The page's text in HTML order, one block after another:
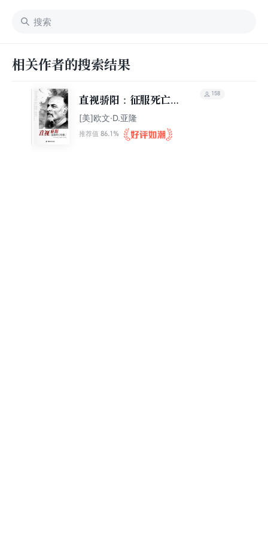
相关作者的搜索结果
直视骄阳：征服死亡恐
惧
[美]欧文·D.亚隆
推荐值 86.1%
158